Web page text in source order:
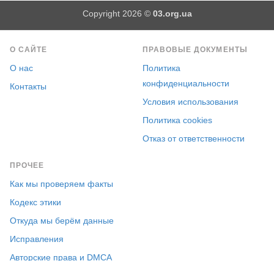
Copyright 2026 © 03.org.ua
О САЙТЕ
О нас
Контакты
ПРАВОВЫЕ ДОКУМЕНТЫ
Политика
конфиденциальности
Условия использования
Политика cookies
Отказ от ответственности
ПРОЧЕЕ
Как мы проверяем факты
Кодекс этики
Откуда мы берём данные
Исправления
Авторские права и DMCA